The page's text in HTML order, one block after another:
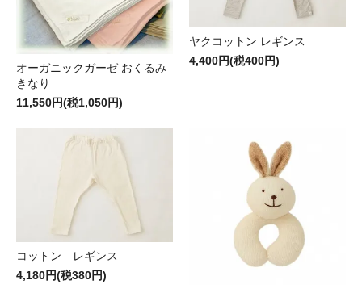
オーガニックガーゼ おくるみ
きなり
11,550円(税1,050円)
ヤクコットン レギンス
4,400円(税400円)
コットン レギンス
4,180円(税380円)